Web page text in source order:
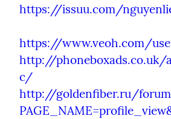
https://issuu.com/
https://www.veoh.com/
http://phoneboxads.co.uk/
c/
http://goldenfiber.ru/